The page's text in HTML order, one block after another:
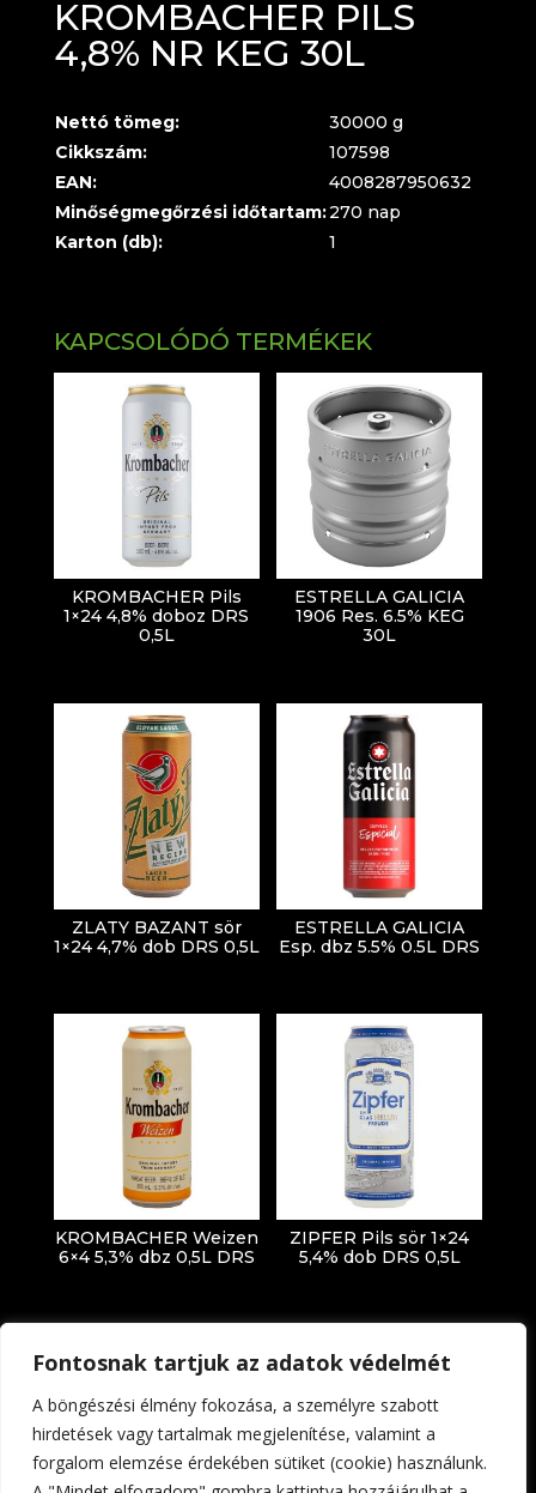
Fontosnak tartjuk az adatok védelmét
A böngészési élmény fokozása, a személyre szabott
hirdetések vagy tartalmak megjelenítése, valamint a
forgalom elemzése érdekében sütiket (cookie) használunk.
KROMBACHER PILS
4,8% NR KEG 30L
Nettó tömeg:
30000 g
Cikkszám:
107598
EAN:
4008287950632
Minőségmegőrzési időtartam:270 nap
Karton (db):
1
KAPCSOLÓDÓ TERMÉKEK
KROMBACHER Pils
1×24 4,8% doboz DRS
0,5L
ESTRELLA GALICIA
1906 Res. 6.5% KEG
30L
ZLATY BAZANT sör
1×24 4,7% dob DRS 0,5L
ESTRELLA GALICIA
Esp. dbz 5.5% 0.5L DRS
KROMBACHER Weizen
6×4 5,3% dbz 0,5L DRS
ZIPFER Pils sör 1×24
5,4% dob DRS 0,5L
Impresszum Adatkezelési tájékoztató